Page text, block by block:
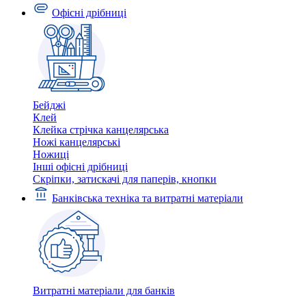
Офісні дрібниці
Бейджі
Клей
Клейка стрічка канцелярська
Ножі канцелярські
Ножиці
Інші офісні дрібниці
Скріпки, затискачі для паперів, кнопки
Банківська техніка та витратні матеріали
Витратні матеріали для банків